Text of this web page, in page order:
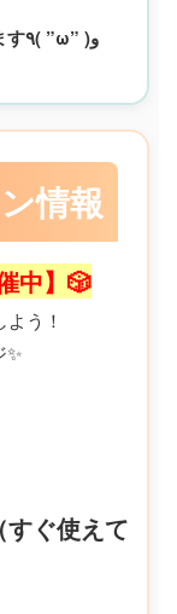
皆様のご来店、心よりお待ちしております٩( ”ω” )و
情報
中】🎲
う！
ぐ使えて